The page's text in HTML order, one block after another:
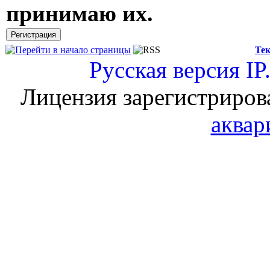
принимаю их.
Русская версия
Лицензия